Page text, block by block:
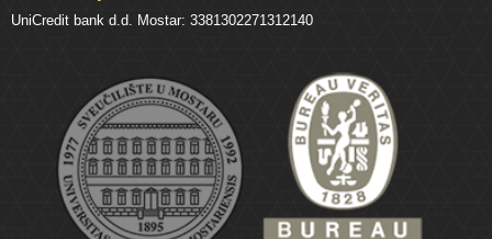
UniCredit bank d.d. Mostar: 3381302271312140